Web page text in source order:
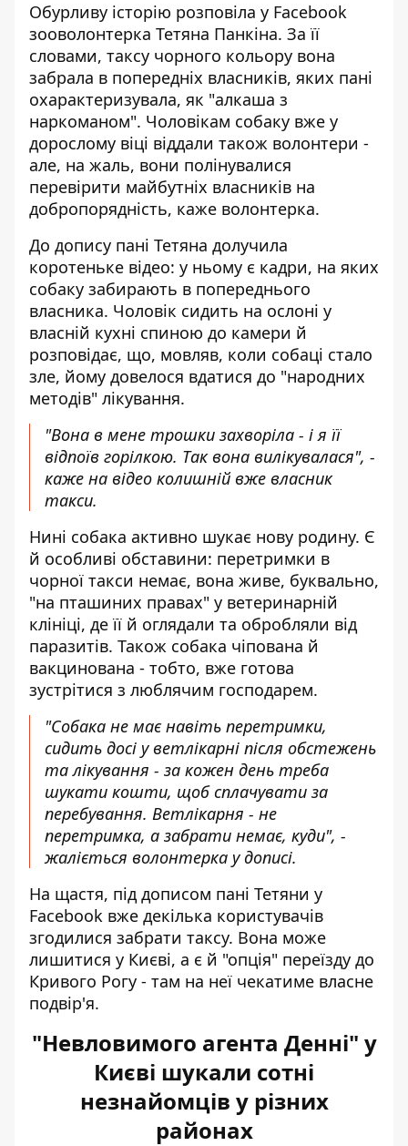
Обурливу історію розповіла у Facebook
зооволонтерка Тетяна Панкіна. За її
словами, таксу чорного кольору вона
забрала в попередніх власників, яких пані
охарактеризувала, як "алкаша з
наркоманом". Чоловікам собаку вже у
дорослому віці віддали також волонтери -
але, на жаль, вони полінувалися
перевірити майбутніх власників на
добропорядність, каже волонтерка.
До допису пані Тетяна долучила
коротеньке відео: у ньому є кадри, на яких
собаку забирають в попереднього
власника. Чоловік сидить на ослоні у
власній кухні спиною до камери й
розповідає, що, мовляв, коли собаці стало
зле, йому довелося вдатися до "народних
методів" лікування.
"Вона в мене трошки захворіла - і я її
відпоїв горілкою. Так вона вилікувалася", -
каже на відео колишній вже власник
такси.
Нині собака активно шукає нову родину. Є
й особливі обставини: перетримки в
чорної такси немає, вона живе, буквально,
"на пташиних правах" у ветеринарній
клініці, де її й оглядали та обробляли від
паразитів. Також собака чіпована й
вакцинована - тобто, вже готова
зустрітися з люблячим господарем.
"Собака не має навіть перетримки,
сидить досі у ветлікарні після обстежень
та лікування - за кожен день треба
шукати кошти, щоб сплачувати за
перебування. Ветлікарня - не
перетримка, а забрати немає, куди", -
жаліється волонтерка у дописі.
На щастя, під дописом пані Тетяни у
Facebook вже декілька користувачів
згодилися забрати таксу. Вона може
лишитися у Києві, а є й "опція" переїзду до
Кривого Рогу - там на неї чекатиме власне
подвір'я.
"Невловимого агента Денні" у
Києві шукали сотні
незнайомців у різних
районах